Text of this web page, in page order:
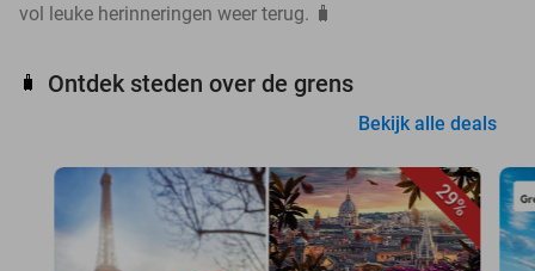
vol leuke herinneringen weer terug. 🧳
🧳 Ontdek steden over de grens
Bekijk alle deals
29%